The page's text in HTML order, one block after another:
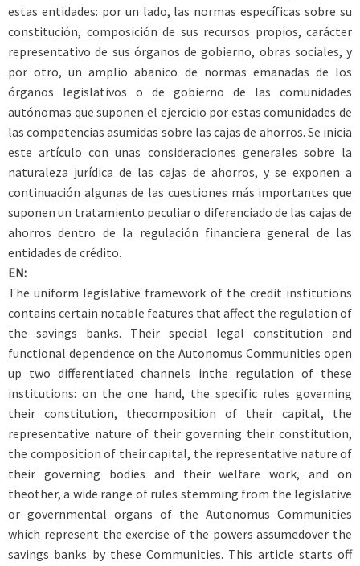
estas entidades: por un lado, las normas específicas sobre su
constitución, composición de sus recursos propios, carácter
representativo de sus órganos de gobierno, obras sociales, y
por otro, un amplio abanico de normas emanadas de los
órganos legislativos o de gobierno de las comunidades
autónomas que suponen el ejercicio por estas comunidades de
las competencias asumidas sobre las cajas de ahorros. Se inicia
este artículo con unas consideraciones generales sobre la
naturaleza jurídica de las cajas de ahorros, y se exponen a
continuación algunas de las cuestiones más importantes que
suponen un tratamiento peculiar o diferenciado de las cajas de
ahorros dentro de la regulación financiera general de las
entidades de crédito.
EN:
The uniform legislative framework of the credit institutions
contains certain notable features that affect the regulation of
the savings banks. Their special legal constitution and
functional dependence on the Autonomus Communities open
up two differentiated channels inthe regulation of these
institutions: on the one hand, the specific rules governing
their constitution, thecomposition of their capital, the
representative nature of their governing their constitution,
the composition of their capital, the representative nature of
their governing bodies and their welfare work, and on
theother, a wide range of rules stemming from the legislative
or governmental organs of the Autonomus Communities
which represent the exercise of the powers assumedover the
savings banks by these Communities. This article starts off